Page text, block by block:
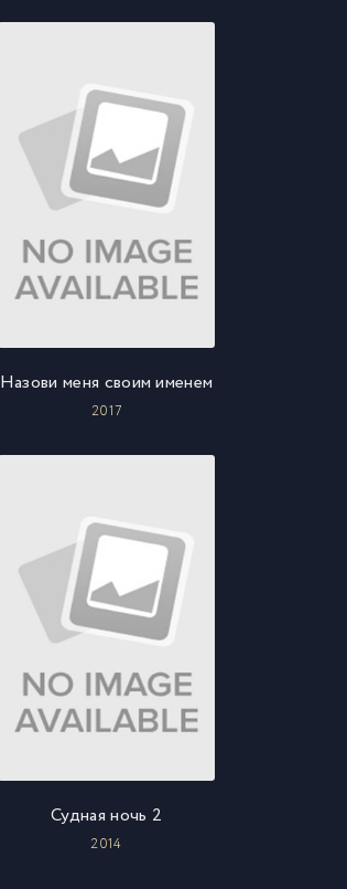
Назови меня своим именем
2017
Судная ночь 2
2014